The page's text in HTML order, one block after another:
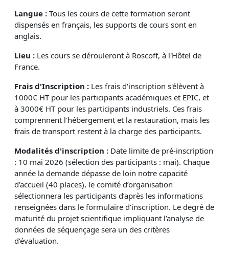
Langue : Tous les cours de cette formation seront
dispensés en français, les supports de cours sont en
anglais.
Lieu : Les cours se dérouleront à Roscoff, à l'Hôtel de
France.
Frais d'Inscription : Les frais d'inscription s'élèvent à
1000€ HT pour les participants académiques et EPIC, et
à 3000€ HT pour les participants industriels. Ces frais
comprennent l'hébergement et la restauration, mais les
frais de transport restent à la charge des participants.
Modalités d'inscription : Date limite de pré-inscription
: 10 mai 2026 (sélection des participants : mai). Chaque
année la demande dépasse de loin notre capacité
d’accueil (40 places), le comité d’organisation
sélectionnera les participants d’après les informations
renseignées dans le formulaire d’inscription. Le degré de
maturité du projet scientifique impliquant l’analyse de
données de séquençage sera un des critères
d’évaluation.